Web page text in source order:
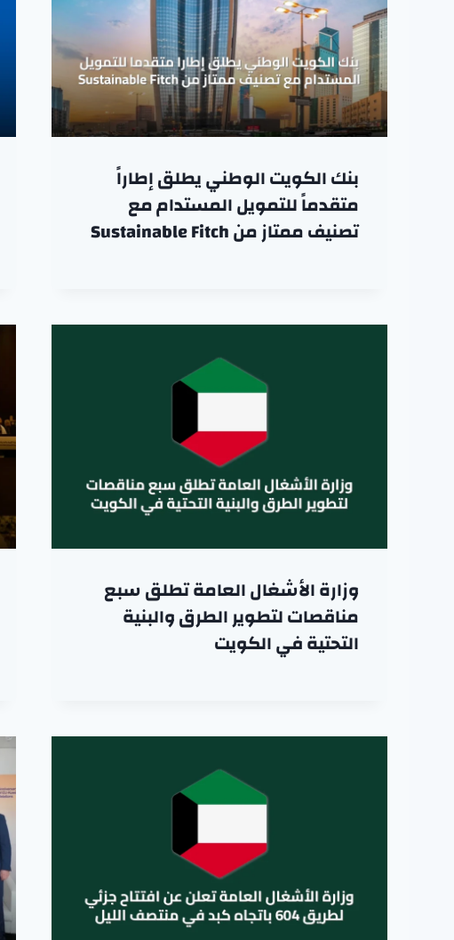
بنك الكويت الوطني يطلق إطاراً
متقدماً للتمويل المستدام مع
تصنيف ممتاز من Sustainable Fitch
وزارة الأشغال العامة تطلق سبع
مناقصات لتطوير الطرق والبنية
التحتية في الكويت